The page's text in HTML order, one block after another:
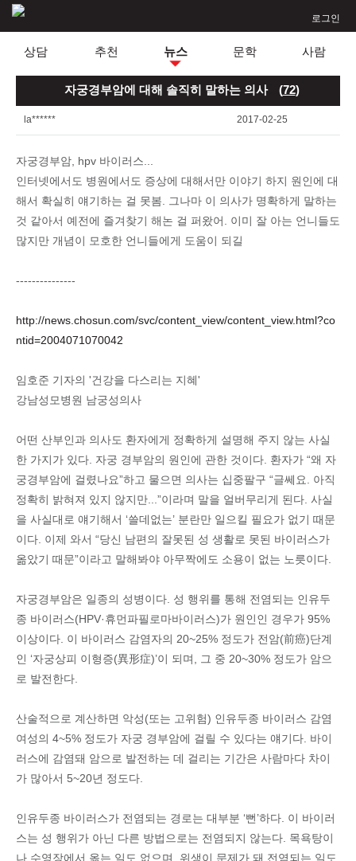
로그인
상담 추천 뉴스 문학 사람
자궁경부암에 대해 솔직히 말하는 의사 (72)
la****** 2017-02-25
자궁경부암, hpv 바이러스...
인터넷에서도 병원에서도 증상에 대해서만 이야기 하지 원인에 대
해서 확실히 얘기하는 걸 못봄. 그나마 이 의사가 명확하게 말하는
것 같아서 예전에 즐겨찾기 해논 걸 퍼왔어. 이미 잘 아는 언니들도
많지만 개념이 모호한 언니들에게 도움이 되길
---------------
http://news.chosun.com/svc/content_view/content_view.html?co
ntid=2004071070042
임호준 기자의 '건강을 다스리는 지혜'
강남성모병원 남궁성의사
어떤 산부인과 의사도 환자에게 정확하게 설명해 주지 않는 사실
한 가지가 있다. 자궁 경부암의 원인에 관한 것이다. 환자가 “왜 자
궁경부암에 걸렸나요”하고 물으면 의사는 십중팔구 “글쎄요. 아직
정확히 밝혀져 있지 않지만...”이라며 말을 얼버무리게 된다. 사실
을 사실대로 얘기해서 ‘쓸데없는’ 분란만 일으킬 필요가 없기 때문
이다. 이제 와서 “당신 남편의 잘못된 성 생활로 못된 바이러스가
옮았기 때문”이라고 말해봐야 아무짝에도 소용이 없는 노릇이다.
자궁경부암은 일종의 성병이다. 성 행위를 통해 전염되는 인유두
종 바이러스(HPV·휴먼파필로마바이러스)가 원인인 경우가 95%
이상이다. 이 바이러스 감염자의 20~25% 정도가 전암(前癌)단계
인 ‘자궁상피 이형증(異形症)’이 되며, 그 중 20~30% 정도가 암으
로 발전한다.
산술적으로 계산하면 악성(또는 고위험) 인유두종 바이러스 감염
여성의 4~5% 정도가 자궁 경부암에 걸릴 수 있다는 얘기다. 바이
러스에 감염돼 암으로 발전하는 데 걸리는 기간은 사람마다 차이
가 많아서 5~20년 정도다.
인유두종 바이러스가 전염되는 경로는 대부분 ‘뻔’하다. 이 바이러
스는 성 행위가 아닌 다른 방법으로는 전염되지 않는다. 목욕탕이
나 수영장에서 옮는 일도 없으며, 위생이 문제가 돼 전염되는 일도